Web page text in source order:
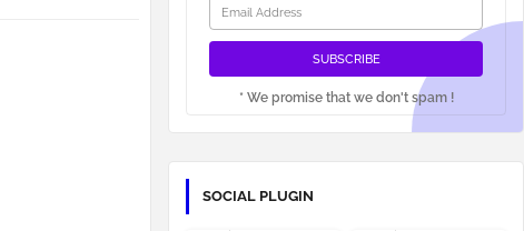
* We promise that we don't spam !
SOCIAL PLUGIN